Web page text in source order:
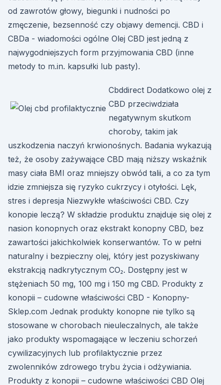
od zawrotów głowy, biegunki i nudności po
zmęczenie, bezsenność czy objawy demencji. CBD i
CBDa - wiadomości ogólne Olej CBD jest jedną z
najwygodniejszych form przyjmowania CBD (inne
metody to m.in. kapsułki lub pasty).
Cbddirect Dodatkowo olej z
CBD przeciwdziała
negatywnym skutkom
choroby, takim jak
uszkodzenia naczyń krwionośnych. Badania wykazują
też, że osoby zażywające CBD mają niższy wskaźnik
masy ciała BMI oraz mniejszy obwód talii, a co za tym
idzie zmniejsza się ryzyko cukrzycy i otyłości. Lęk,
stres i depresja Niezwykłe właściwości CBD. Czy
konopie leczą? W składzie produktu znajduje się olej z
nasion konopnych oraz ekstrakt konopny CBD, bez
zawartości jakichkolwiek konserwantów. To w pełni
naturalny i bezpieczny olej, który jest pozyskiwany
ekstrakcją nadkrytycznym CO₂. Dostępny jest w
stężeniach 50 mg, 100 mg i 150 mg CBD. Produkty z
konopii – cudowne właściwości CBD - Konopny-
Sklep.com Jednak produkty konopne nie tylko są
stosowane w chorobach nieuleczalnych, ale także
jako produkty wspomagające w leczeniu schorzeń
cywilizacyjnych lub profilaktycznie przez
zwolenników zdrowego trybu życia i odżywiania.
Produkty z konopii – cudowne właściwości CBD Olej